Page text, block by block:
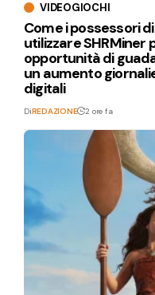
VIDEOGIOCHI
Come i possessori
utilizzare
opportunità di
un aumento
digitali
DiREDAZIONE 2 ore fa